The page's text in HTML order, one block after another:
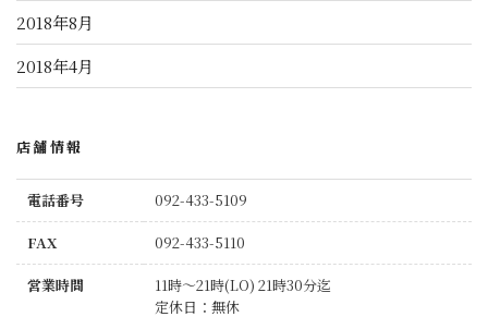
2018年8月
2018年4月
店舗情報
電話番号 092-433-5109
FAX 092-433-5110
営業時間
11時～21時(LO) 21時30分迄
定休日：無休